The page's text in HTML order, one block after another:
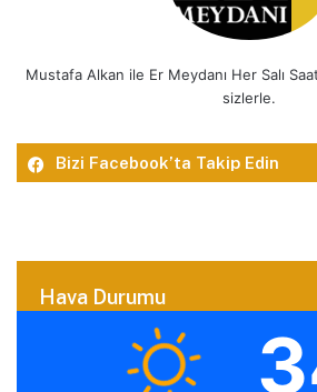
Mustafa Alkan ile Er Meydanı Her Salı
sizlerle.
Bizi Facebook’ta Takip Edin
Hava Durumu